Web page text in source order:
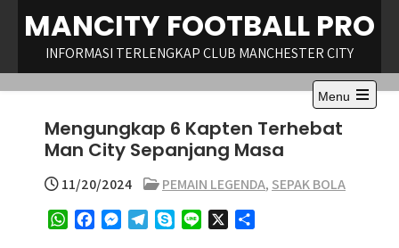
content
MANCITY FOOTBALL PRO
INFORMASI TERLENGKAP CLUB MANCHESTER CITY
Menu
Open
Mengungkap 6 Kapten Terhebat
Man City Sepanjang Masa
11/20/2024 PEMAIN LEGENDA, SEPAK BOLA
W